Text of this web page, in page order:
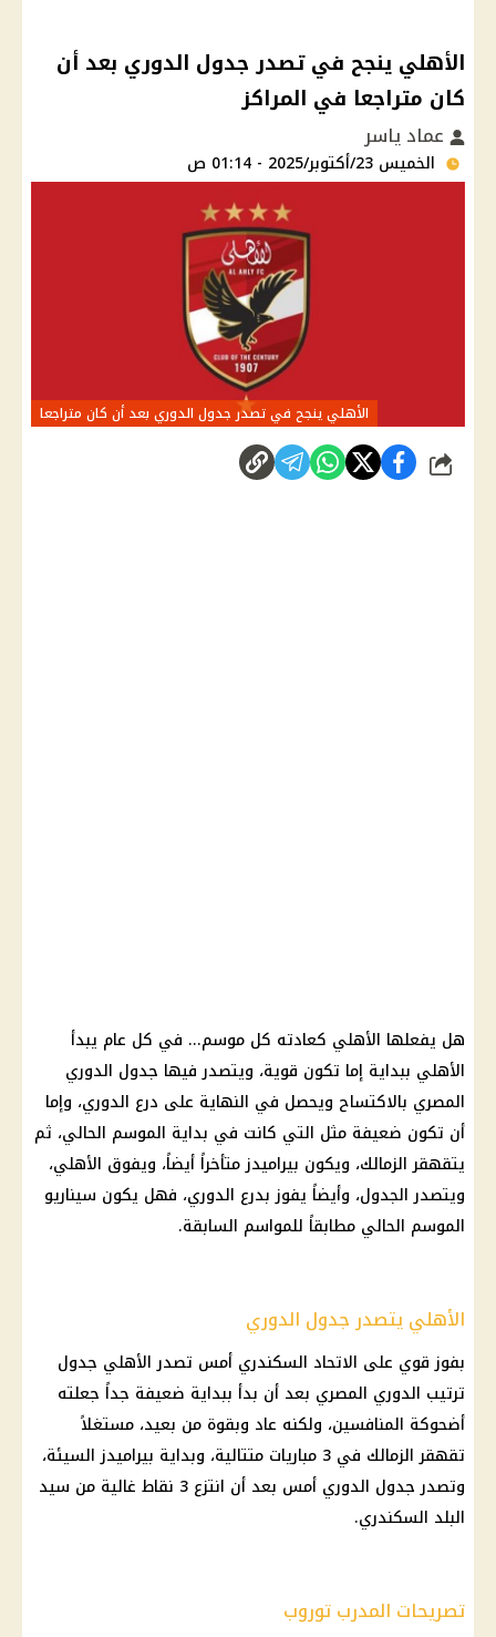
الأهلي ينجح في تصدر جدول الدوري بعد أن
كان متراجعا في المراكز
عماد ياسر
الخميس 23/أكتوبر/2025 - 01:14 ص
الأهلي ينجح في تصدر جدول الدوري بعد أن كان متراجعا
شارك
هل يفعلها الأهلي كعادته كل موسم... في كل عام يبدأ
الأهلي ببداية إما تكون قوية، ويتصدر فيها جدول الدوري
المصري بالاكتساح ويحصل في النهاية على درع الدوري، وإما
أن تكون ضعيفة مثل التي كانت في بداية الموسم الحالي، ثم
يتقهقر الزمالك، ويكون بيراميدز متأخراً أيضاً، ويفوق الأهلي،
ويتصدر الجدول، وأيضاً يفوز بدرع الدوري، فهل يكون سيناريو
الموسم الحالي مطابقاً للمواسم السابقة.
الأهلي يتصدر جدول الدوري
بفوز قوي على الاتحاد السكندري أمس تصدر الأهلي جدول
ترتيب الدوري المصري بعد أن بدأ ببداية ضعيفة جداً جعلته
أضحوكة المنافسين، ولكنه عاد وبقوة من بعيد، مستغلاً
تقهقر الزمالك في 3 مباريات متتالية، وبداية بيراميدز السيئة،
وتصدر جدول الدوري أمس بعد أن انتزع 3 نقاط غالية من سيد
البلد السكندري.
تصريحات المدرب توروب